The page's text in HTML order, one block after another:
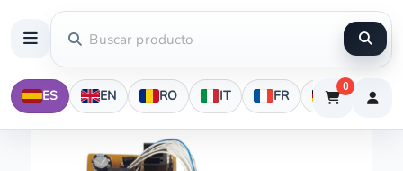
ES EN RO IT FR DE
0